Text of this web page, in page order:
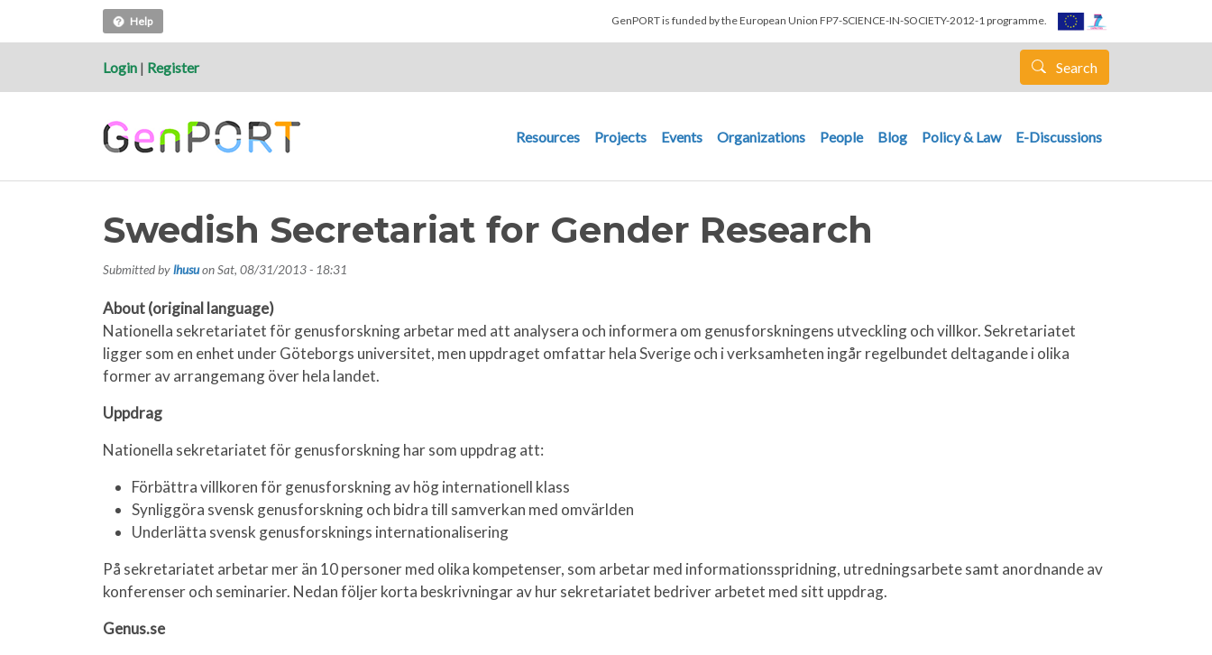
Help GenPORT is funded by the European Union FP7-SCIENCE-IN-SOCIETY-2012-1 programme.
Login | Register Search
Main navigation
Resources Projects Events Organizations People Blog Policy & Law E-Discussions
Swedish Secretariat for Gender Research
Submitted bylhusuonSat, 08/31/2013 - 18:31
About (original language)
Nationella sekretariatet för genusforskning arbetar med att analysera och informera om genusforskningens utveckling och villkor. Sekretariatet
ligger som en enhet under Göteborgs universitet, men uppdraget omfattar hela Sverige och i verksamheten ingår regelbundet deltagande i olika
former av arrangemang över hela landet.
Uppdrag
Nationella sekretariatet för genusforskning har som uppdrag att:
Förbättra villkoren för genusforskning av hög internationell klass
Synliggöra svensk genusforskning och bidra till samverkan med omvärlden
Underlätta svensk genusforsknings internationalisering
På sekretariatet arbetar mer än 10 personer med olika kompetenser, som arbetar med informationsspridning, utredningsarbete samt anordnande av
konferenser och seminarier. Nedan följer korta beskrivningar av hur sekretariatet bedriver arbetet med sitt uppdrag.
Genus.se